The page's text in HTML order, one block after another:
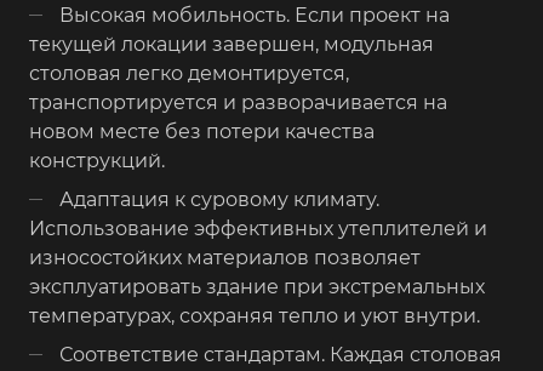
Высокая мобильность. Если проект на
текущей локации завершен, модульная
столовая легко демонтируется,
транспортируется и разворачивается на
новом месте без потери качества
конструкций.
Адаптация к суровому климату.
Использование эффективных утеплителей и
износостойких материалов позволяет
эксплуатировать здание при экстремальных
температурах, сохраняя тепло и уют внутри.
Соответствие стандартам. Каждая столовая